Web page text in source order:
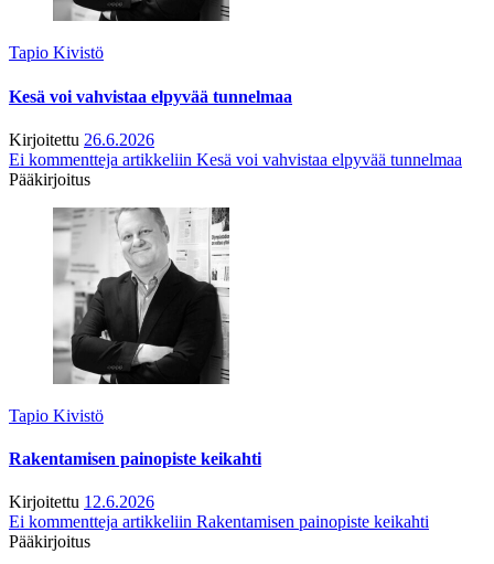
Tapio Kivistö
Kesä voi vahvistaa elpyvää tunnelmaa
Kirjoitettu 26.6.2026
Ei kommentteja artikkeliin Kesä voi vahvistaa elpyvää tunnelmaa
Pääkirjoitus
Tapio Kivistö
Rakentamisen painopiste keikahti
Kirjoitettu 12.6.2026
Ei kommentteja artikkeliin Rakentamisen painopiste keikahti
Pääkirjoitus